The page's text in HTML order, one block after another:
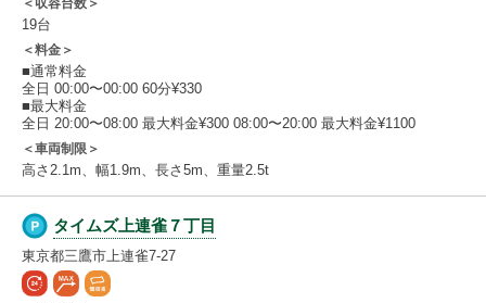
＜収容台数＞
19台
＜料金＞
■通常料金
全日 00:00〜00:00 60分¥330
■最大料金
全日 20:00〜08:00 最大料金¥300 08:00〜20:00 最大料金¥1100
＜車両制限＞
高さ2.1m、幅1.9m、長さ5m、重量2.5t
タイムズ上連雀７丁目
東京都三鷹市上連雀7-27